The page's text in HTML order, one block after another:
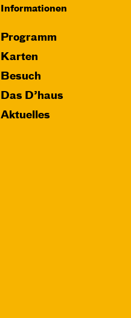
Informationen
Programm
Karten
Besuch
Das D’haus
Aktuelles